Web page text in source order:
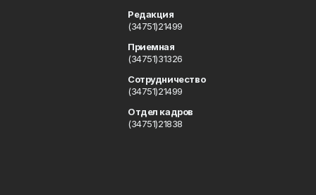
Редакция
(34751)21499
Приемная
(34751)31326
Сотрудничество
(34751)21499
Отдел кадров
(34751)21838